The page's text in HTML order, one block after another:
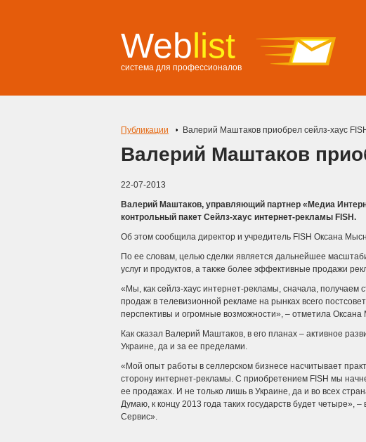
Weblist
система для профессионалов
Публикации Валерий Маштаков приобрел сейлз-хаус
Валерий Маштаков
22-07-2013
Валерий Маштаков, управляющий партнер «Медиа
контрольный пакет Сейлз-хаус интернет-рекламы FISH.
Об этом сообщила директор и учредитель FISH Оксана
По ее словам, целью сделки является дальнейшее
услуг и продуктов, а также более эффективные продажи
«Мы, как сейлз-хаус интернет-рекламы, сначала,
продаж в телевизионной рекламе на рынках всего
перспективы и огромные возможности», – отметила Оксана
Как сказал Валерий Маштаков, в его планах – активное
Украине, да и за ее пределами.
«Мой опыт работы в селлерском бизнесе насчитывает
сторону интернет-рекламы. С приобретением FISH мы
ее продажах. И не только лишь в Украине, да и во всех
Думаю, к концу 2013 года таких государств будет
Сервис».